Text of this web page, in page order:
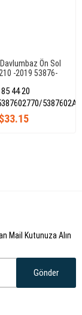
Ön Sol
-2019 53876-
02A70
44 20
$33.15
Mail Kutunuza Alın
Gönder